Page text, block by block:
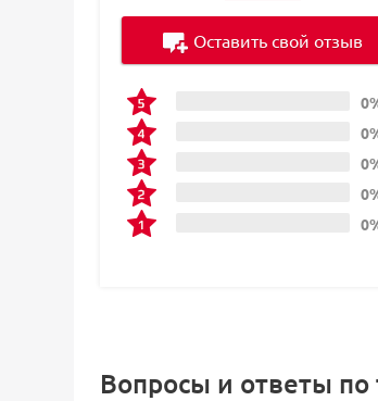
Оставить свой отзыв
Вопросы и ответы по